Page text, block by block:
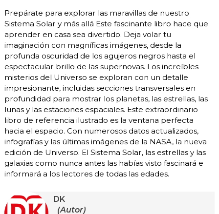
Prepárate para explorar las maravillas de nuestro
Sistema Solar y más allá Este fascinante libro hace que
aprender en casa sea divertido. Deja volar tu
imaginación con magníficas imágenes, desde la
profunda oscuridad de los agujeros negros hasta el
espectacular brillo de las supernovas. Los increíbles
misterios del Universo se exploran con un detalle
impresionante, incluidas secciones transversales en
profundidad para mostrar los planetas, las estrellas, las
lunas y las estaciones espaciales. Este extraordinario
libro de referencia ilustrado es la ventana perfecta
hacia el espacio. Con numerosos datos actualizados,
infografías y las últimas imágenes de la NASA, la nueva
edición de Universo. El Sistema Solar, las estrellas y las
galaxias como nunca antes las habías visto fascinará e
informará a los lectores de todas las edades.
DK
(Autor)